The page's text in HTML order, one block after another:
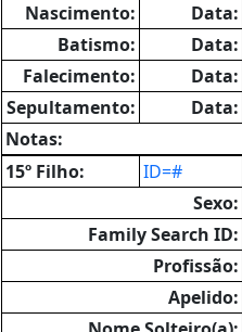
Nascimento:
Data:
Batismo:
Data:
Falecimento:
Data:
Sepultamento:
Data:
Notas:
15º Filho:
ID=#
Sexo:
Family Search ID:
Profissão:
Apelido: